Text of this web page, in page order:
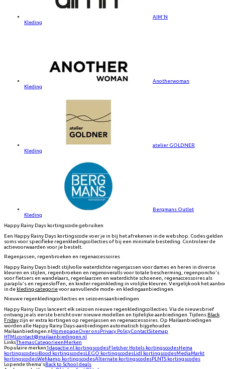
AIM'N
Kleding
Anotherwoman
Kleding
atelier GOLDNER
Kleding
Bergmans Outlet
Kleding
Happy Rainy Days kortingscode gebruiken
Een Happy Rainy Days kortingscode voer je in bij het afrekenen in de webshop. Codes gelden
soms voor specifieke regenkledingcollecties of bij een minimale besteding. Controleer de
actievoorwaarden voor je bestelt.
Regenjassen, regenbroeken en regenaccessoires
Happy Rainy Days biedt stijlvolle waterdichte regenjassen voor dames en heren in diverse
kleuren en stijlen, regenbroeken en regenoveralls voor totale bescherming, regenponcho's
voor fietsers en wandelaars, regenlaarzen en waterdichte schoenen, regenaccessoires als
paraplu's en regensloffen, en kinder-regenkleding in vrolijke kleuren. Vergelijk ook het
in de kleding-categorievoor aanvullende mode- en kledingaanbiedingen.
Nieuwe regenkledingcollecties en seizoensaanbiedingen
Happy Rainy Days lanceert elk seizoen nieuwe regenkledingcollecties. Via de nieuwsbrief
ontvang je als eerste bericht over nieuwe modellen en tijdelijke aanbiedingen. Tijdens Black
Fridayzijn er extra kortingen op regenjassen en regenaccessoires. Op Mailaanbiedingen
worden alle Happy Rainy Days-aanbiedingen automatisch bijgehouden.
Mailaanbiedingen.nlHomepageOver onsPrivacy PolicyContactSitemap
HTMLcontact@mailaanbiedingen.nl
LinksThemasCategorieenMerken
Populaire merken1dagactie.nl kortingscodesFletcher Hotels kortingscodesHema
kortingscodesiBood kortingscodesLEGO kortingscodesLidl kortingscodesMediaMarkt
kortingscodesWehkamp kortingscodesAlternate kortingscodesPLNTS kortingscodes
Lopende thema'sBack to School deals